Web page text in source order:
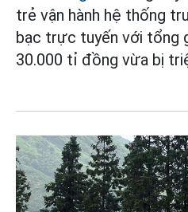
trẻ vận hành hệ thống
bạc trực tuyến với tổng
30.000 tỉ đồng vừa bị